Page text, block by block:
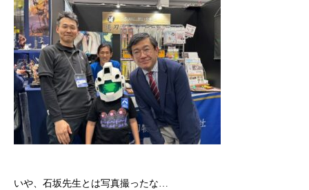
いや、石坂先生とは写真撮ったな…